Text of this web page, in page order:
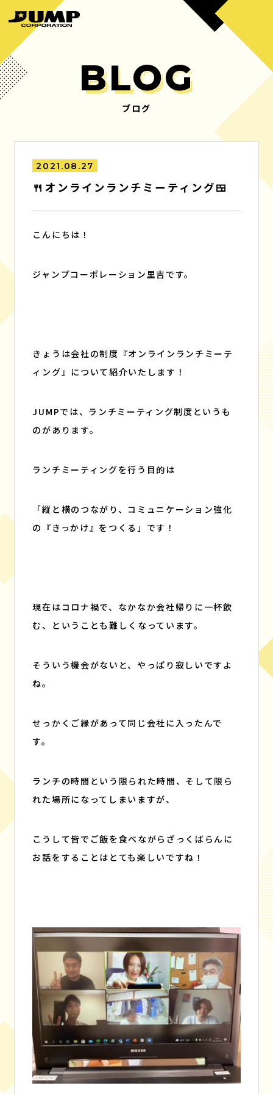
PRODUCTS
制作実績 会社概要
MANAGEMENT
マネジメント
BLOG CONTACT
BLOG
ブログ
2021.08.27
🍴オンラインランチミーティング🍱
こんにちは！
ジャンプコーポレーション里吉です。
きょうは会社の制度『オンラインランチミーテ
ィング』について紹介いたします！
JUMPでは、ランチミーティング制度というも
のがあります。
ランチミーティングを行う目的は
「縦と横のつながり、コミュニケーション強化
の『きっかけ』をつくる」です！
現在はコロナ禍で、なかなか会社帰りに一杯飲
む、ということも難しくなっています。
そういう機会がないと、やっぱり寂しいですよ
ね。
せっかくご縁があって同じ会社に入ったんで
す。
ランチの時間という限られた時間、そして限ら
れた場所になってしまいますが、
こうして皆でご飯を食べながらざっくばらんに
お話をすることはとても楽しいですね！